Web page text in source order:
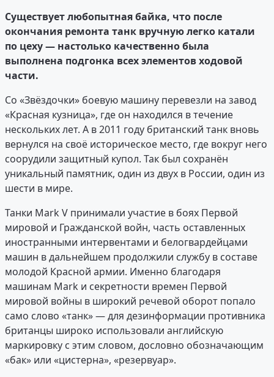
Существует любопытная байка, что после
окончания ремонта танк вручную легко катали
по цеху — настолько качественно была
выполнена подгонка всех элементов ходовой
части.
Со «Звёздочки» боевую машину перевезли на завод
«Красная кузница», где он находился в течение
нескольких лет. А в 2011 году британский танк вновь
вернулся на своё историческое место, где вокруг него
соорудили защитный купол. Так был сохранён
уникальный памятник, один из двух в России, один из
шести в мире.
Танки Mark V принимали участие в боях Первой
мировой и Гражданской войн, часть оставленных
иностранными интервентами и белогвардейцами
машин в дальнейшем продолжили службу в составе
молодой Красной армии. Именно благодаря
машинам Mark и секретности времен Первой
мировой войны в широкий речевой оборот попало
само слово «танк» — для дезинформации противника
британцы широко использовали английскую
маркировку с этим словом, дословно обозначающим
«бак» или «цистерна», «резервуар».